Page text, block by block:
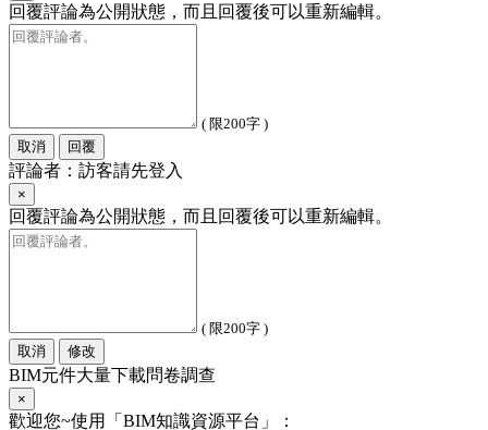
回覆評論為公開狀態，而且回覆後可以重新編輯。
( 限200字 )
取消
回覆
評論者：訪客請先登入
×
回覆評論為公開狀態，而且回覆後可以重新編輯。
( 限200字 )
取消
修改
BIM元件大量下載問卷調查
×
歡迎您~使用「BIM知識資源平台」：